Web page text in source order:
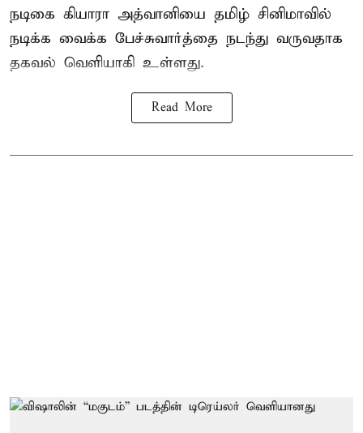
நடிகை கியாரா அத்வானியை தமிழ் சினிமாவில்
நடிக்க வைக்க பேச்சுவார்த்தை நடந்து வருவதாக
தகவல் வெளியாகி உள்ளது.
Read More